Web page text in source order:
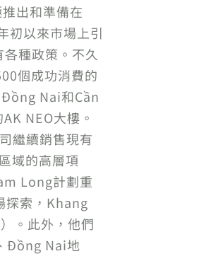
出和準備在
初以來市場上引
種政策。不久
個成功消費的
Nai和Cần
NEO大樓。
繼續銷售現有
域的高層項
Long計劃重
探索，Khang
。此外，他們
Đồng Nai地